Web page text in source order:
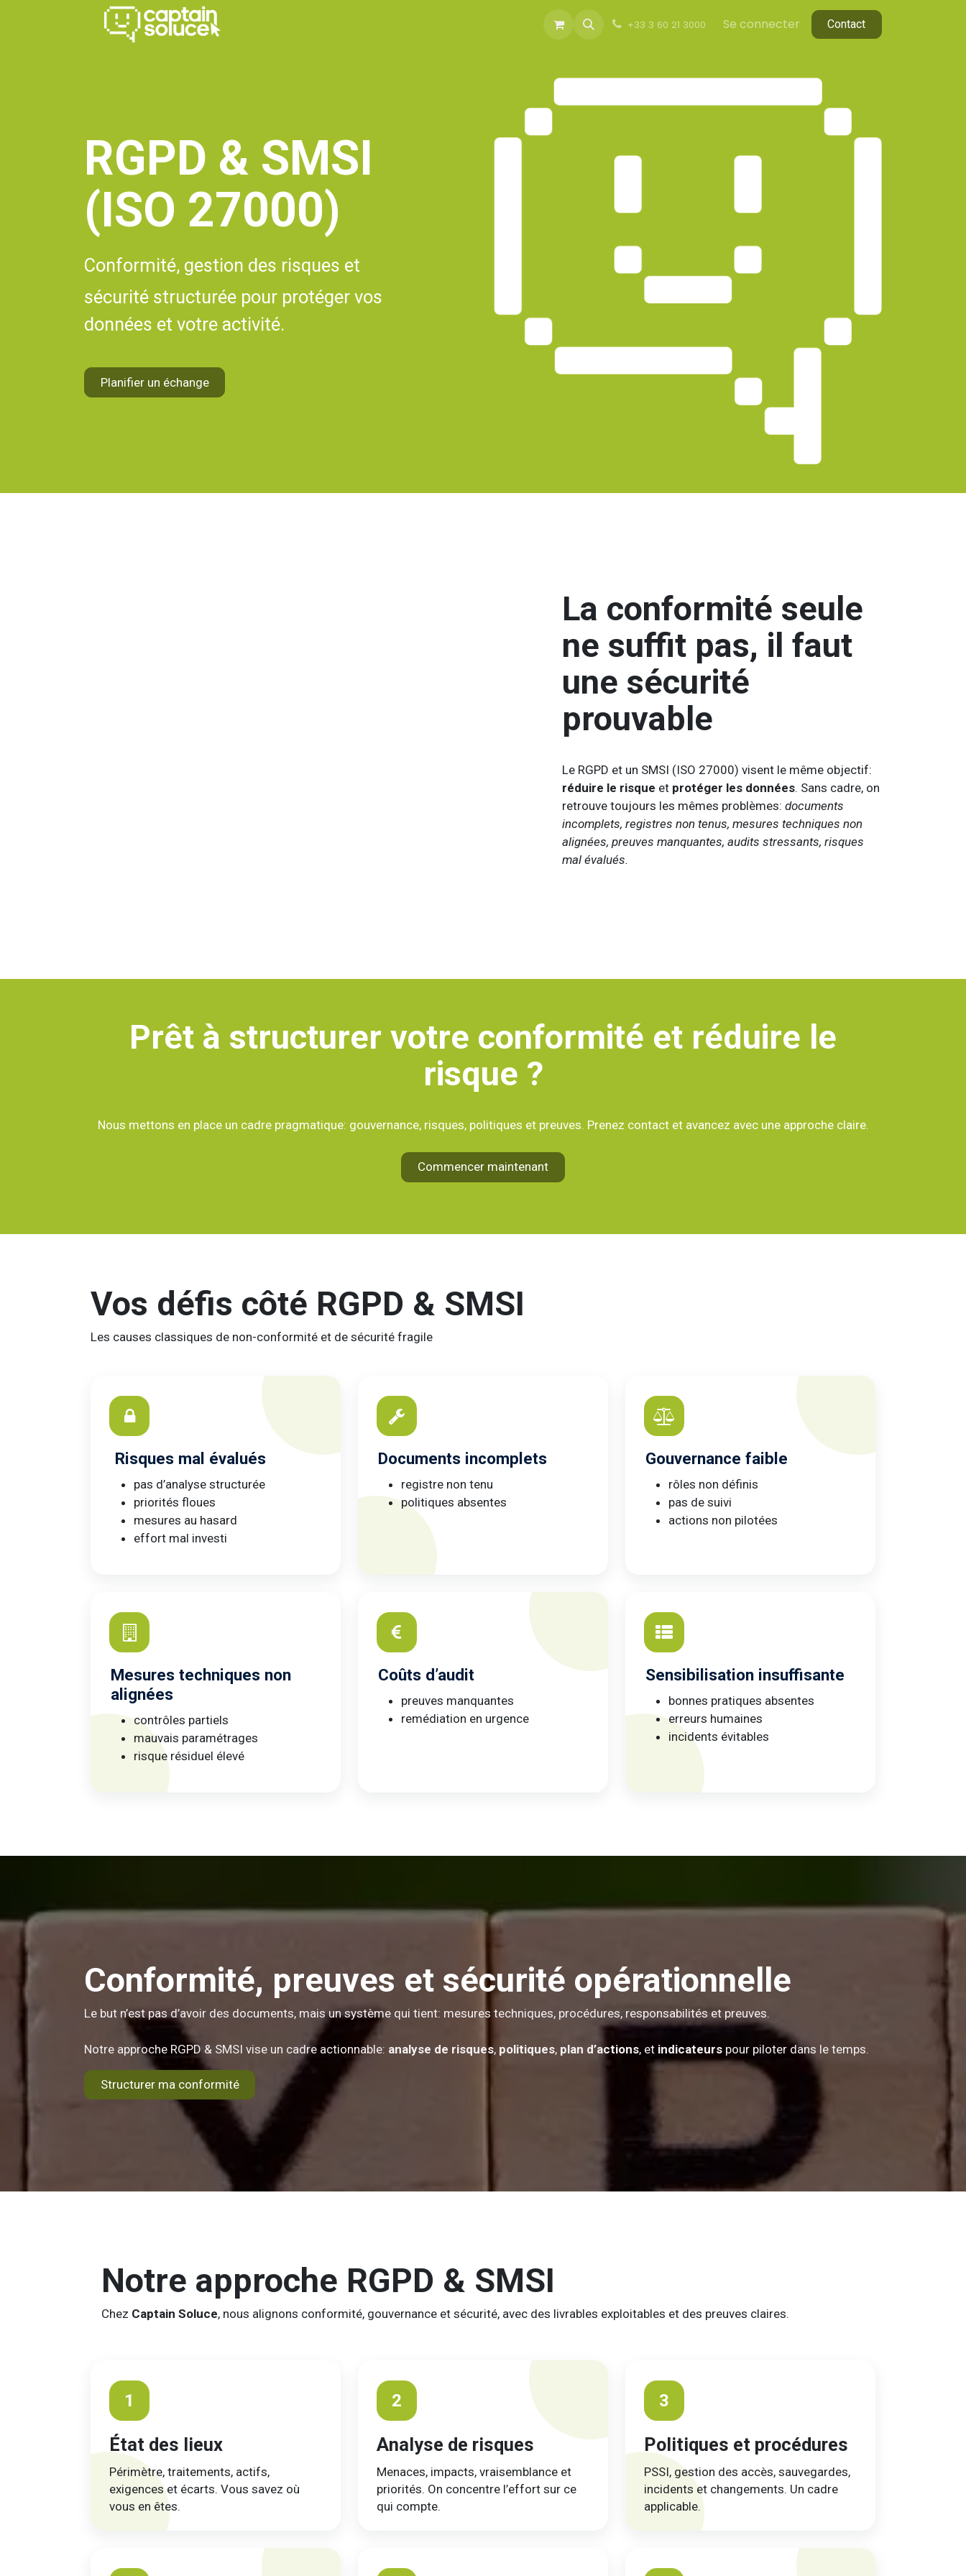
Se rendre au contenu
+33 3 60 21 3000 Se connecter C​​ontact
RGPD & SMSI
(ISO 27000)
Conformité, gestion des risques et
sécurité structurée pour protéger vos
données et votre activité.
Planifier un échange
La conformité seule
ne suffit pas, il faut
une sécurité
prouvable
Le RGPD et un SMSI (ISO 27000) visent le même objectif:
réduire le risque et protéger les données. Sans cadre, on
retrouve toujours les mêmes problèmes: documents
incomplets, registres non tenus, mesures techniques non
alignées, preuves manquantes, audits stressants, risques
mal évalués.
Prêt à structurer votre conformité et réduire le
risque ?
Nous mettons en place un cadre pragmatique: gouvernance, risques, politiques et preuves. Prenez contact et avancez avec une approche claire.
Commencer maintenant
Vos défis côté RGPD & SMSI
Les causes classiques de non-conformité et de sécurité fragile
Risques mal évalués
pas d’analyse structurée
priorités floues
mesures au hasard
effort mal investi
Documents incomplets
registre non tenu
politiques absentes
Gouvernance faible
rôles non définis
pas de suivi
actions non pilotées
Mesures techniques non
alignées
contrôles partiels
mauvais paramétrages
risque résiduel élevé
Coûts d’audit
preuves manquantes
remédiation en urgence
Sensibilisation insuffisante
bonnes pratiques absentes
erreurs humaines
incidents évitables
Conformité, preuves et sécurité opérationnelle
Le but n’est pas d’avoir des documents, mais un système qui tient: mesures techniques, procédures, responsabilités et preuves.
Notre approche RGPD & SMSI vise un cadre actionnable: analyse de risques, politiques, plan d’actions, et indicateurs pour piloter dans le temps.
Structurer ma conformité
Notre approche RGPD & SMSI
Chez Captain Soluce, nous alignons conformité, gouvernance et sécurité, avec des livrables exploitables et des preuves claires.
1
État des lieux
Périmètre, traitements, actifs,
exigences et écarts. Vous savez où
vous en êtes.
2
Analyse de risques
Menaces, impacts, vraisemblance et
priorités. On concentre l’effort sur ce
qui compte.
3
Politiques et procédures
PSSI, gestion des accès, sauvegardes,
incidents et changements. Un cadre
applicable.